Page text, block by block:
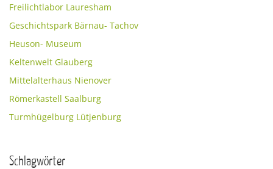
Freilichtlabor Lauresham
Geschichtspark Bärnau- Tachov
Heuson- Museum
Keltenwelt Glauberg
Mittelalterhaus Nienover
Römerkastell Saalburg
Turmhügelburg Lütjenburg
Schlagwörter